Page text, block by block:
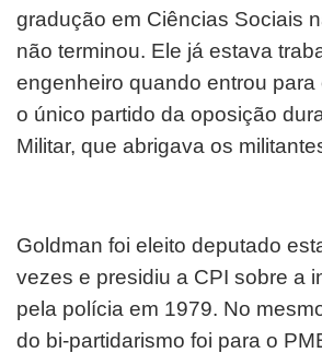
gradução em Ciências Sociais
não terminou. Ele já estava
engenheiro quando entrou para
o único partido da oposição
Militar, que abrigava os
Goldman foi eleito deputado
vezes e presidiu a CPI sobre a
pela polícia em 1979. No
do bi-partidarismo foi para o